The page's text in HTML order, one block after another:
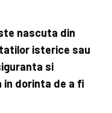
nascuta din
isterice sau
si
dorinta de a fi